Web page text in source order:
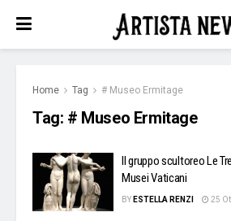
Home Tag # Museo Ermitage
Tag: # Museo Ermitage
Il gruppo scultoreo Le
Musei Vaticani
BY ESTELLA RENZI 25